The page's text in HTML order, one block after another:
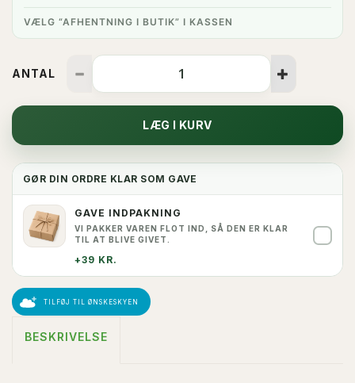
VÆLG “AFHENTNING I BUTIK” I KASSEN
ANTAL
LÆG I KURV
GØR DIN ORDRE KLAR SOM GAVE
GAVE INDPAKNING
VI PAKKER VAREN FLOT IND, SÅ DEN ER KLAR
TIL AT BLIVE GIVET.
+39 KR.
TILFØJ TIL ØNSKESKYEN
BESKRIVELSE